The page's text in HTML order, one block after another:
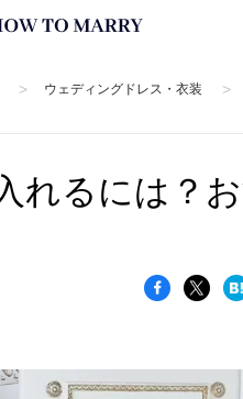
> ウェディングドレス・衣装 >
れるには？